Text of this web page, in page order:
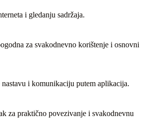
i gledanju sadržaja.
za svakodnevno korištenje i osnovni
i komunikaciju putem aplikacija.
za praktično povezivanje i svakodnevnu